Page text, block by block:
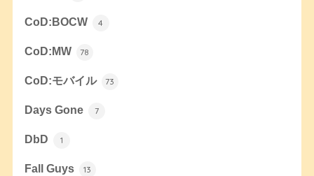
CoD:BOCW 4
CoD:MW 78
CoD:モバイル 73
Days Gone 7
DbD 1
Fall Guys 13